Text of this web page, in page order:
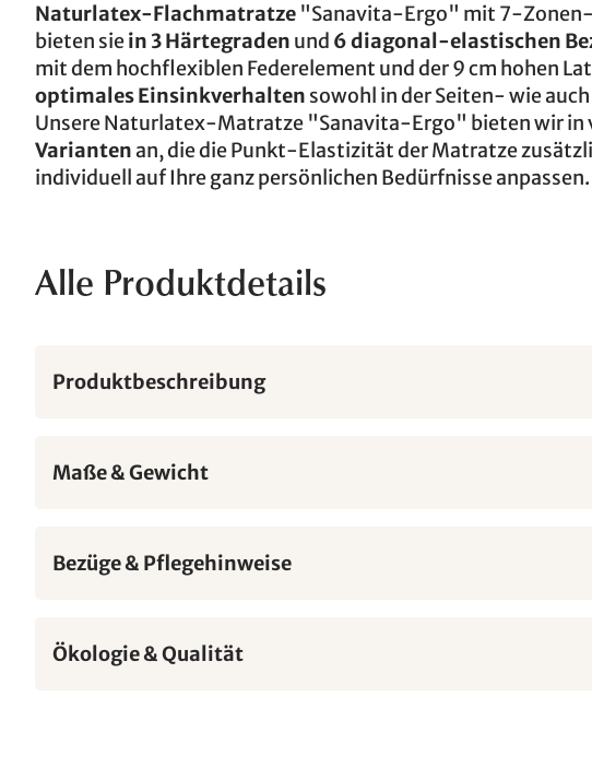
Naturlatex-Flachmatratze "Sanavita-Ergo" mit 7-
bieten siein 3 Härtegraden und 6 diagonal-elastischen
mit dem hochflexiblen Federelement und der 9 cm hohen
optimales Einsinkverhalten sowohl in der Seiten- wie
Unsere Naturlatex-Matratze "Sanavita-Ergo" bieten wir in
Variantenan, die die Punkt-Elastizität der Matratze
individuell auf Ihre ganz persönlichen Bedürfnisse anpassen.
Alle Produktdetails
Produktbeschreibung
Maße & Gewicht
Bezüge & Pflegehinweise
Ökologie & Qualität